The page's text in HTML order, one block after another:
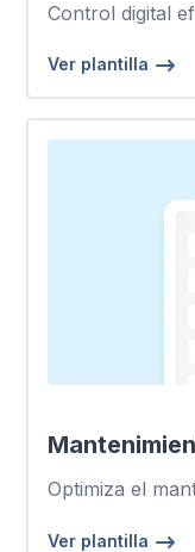
Control digital
Ver plantilla
Optimiza el
Ver plantilla